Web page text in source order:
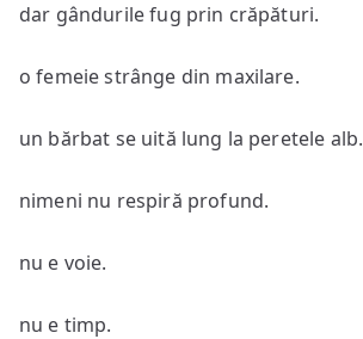
dar gândurile fug prin crăpături.
o femeie strânge din maxilare.
un bărbat se uită lung la peretele alb.
nimeni nu respiră profund.
nu e voie.
nu e timp.